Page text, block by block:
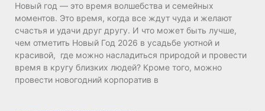
Новый год — это время волшебства и семейных
моментов. Это время, когда все ждут чуда и желают
счастья и удачи друг другу. И что может быть лучше,
чем отметить Новый Год 2026 в усадьбе уютной и
красивой, где можно насладиться природой и провести
время в кругу близких людей? Кроме того, можно
провести новогодний корпоратив в